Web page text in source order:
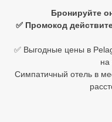
Бронируйте
✅ Промокод
✅ Выгодные цены в
на
Симпатичный отель в
Египет
Куба